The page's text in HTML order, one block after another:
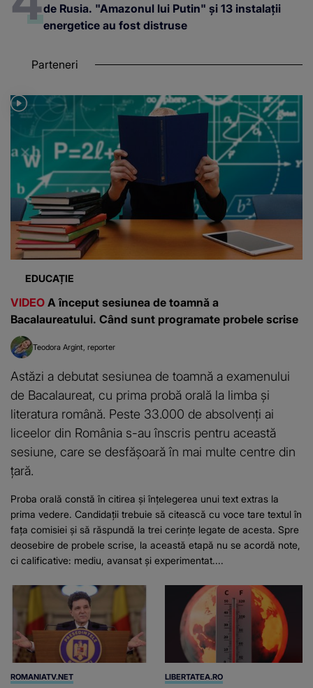
de Rusia. "Amazonul lui Putin" și 13 instalații
energetice au fost distruse
Parteneri
EDUCAȚIE
VIDEO A început sesiunea de toamnă a
Bacalaureatului. Când sunt programate probele scrise
Teodora Argint reporter
Astăzi a debutat sesiunea de toamnă a examenului
de Bacalaureat, cu prima probă orală la limba și
literatura română. Peste 33.000 de absolvenți ai
liceelor din România s-au înscris pentru această
sesiune, care se desfășoară în mai multe centre din
țară.
Proba orală constă în citirea și înțelegerea unui text extras la
prima vedere. Candidații trebuie să citească cu voce tare textul în
fața comisiei și să răspundă la trei cerințe legate de acesta. Spre
deosebire de probele scrise, la această etapă nu se acordă note,
ci calificative: mediu, avansat și experimentat....
ROMANIATV.NET LIBERTATEA.RO